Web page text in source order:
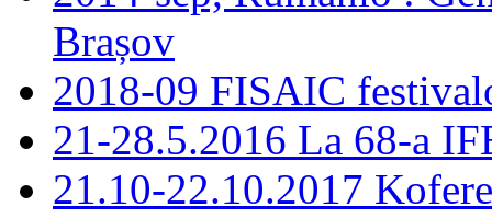
Brașov
2018-09 FISAIC
21-28.5.2016 La 68-a
21.10-22.10.2017